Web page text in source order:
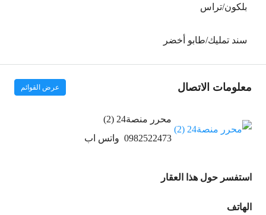
بلكون/تراس
سند تمليك/طابو أخضر
معلومات الاتصال عرض القوائم
محرر منصة24 (2)
0982522473 واتس اب
استفسر حول هذا العقار
الهاتف